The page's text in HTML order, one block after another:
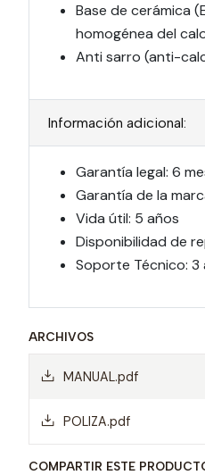
Base de cerámica
homogénea del
Anti sarro (anti-
Información adicional:
Garantía legal: 6
Garantía de la
Vida útil: 5 años
Disponibilidad de
Soporte Técnico: 3
ARCHIVOS
MANUAL.pdf
POLIZA.pdf
COMPARTIR ESTE